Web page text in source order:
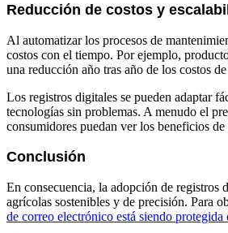
Reducción de costos y
Al automatizar los procesos de
costos con el tiempo. Por ejemplo,
una reducción año tras año de los costos
Los registros digitales se pueden adaptar
tecnologías sin problemas. A menudo el
consumidores puedan ver los beneficios
Conclusión
En consecuencia, la adopción de
agrícolas sostenibles y de precisión. Para
de correo electrónico está siendo